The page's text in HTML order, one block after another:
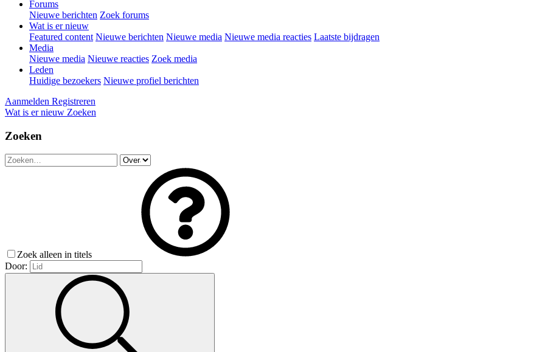
Forums
Nieuwe berichten Zoek forums
Wat is er nieuw
Featured content Nieuwe berichten Nieuwe media Nieuwe media reacties Laatste bijdragen
Media
Nieuwe media Nieuwe reacties Zoek media
Leden
Huidige bezoekers Nieuwe profiel berichten
Aanmelden Registreren
Wat is er nieuw Zoeken
Zoeken
Zoek alleen in titels
Door: